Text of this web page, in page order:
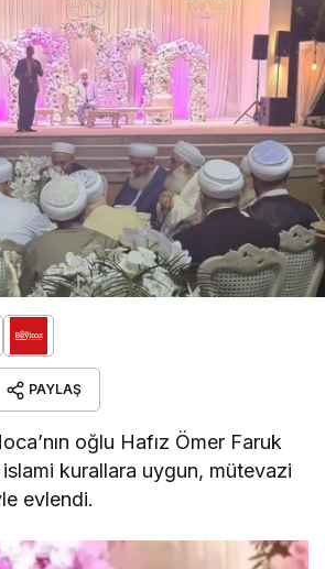
PAYLAŞ
oğlu Hafız Ömer Faruk
kurallara uygun, mütevazi
evlendi.